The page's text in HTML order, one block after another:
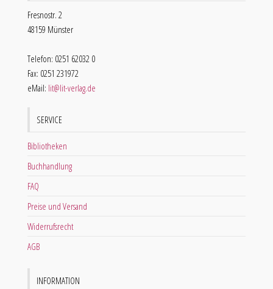
Fresnostr. 2
48159 Münster
Telefon: 0251 62032 0
Fax: 0251 231972
eMail: lit@lit-verlag.de
SERVICE
Bibliotheken
Buchhandlung
FAQ
Preise und Versand
Widerrufsrecht
AGB
INFORMATION